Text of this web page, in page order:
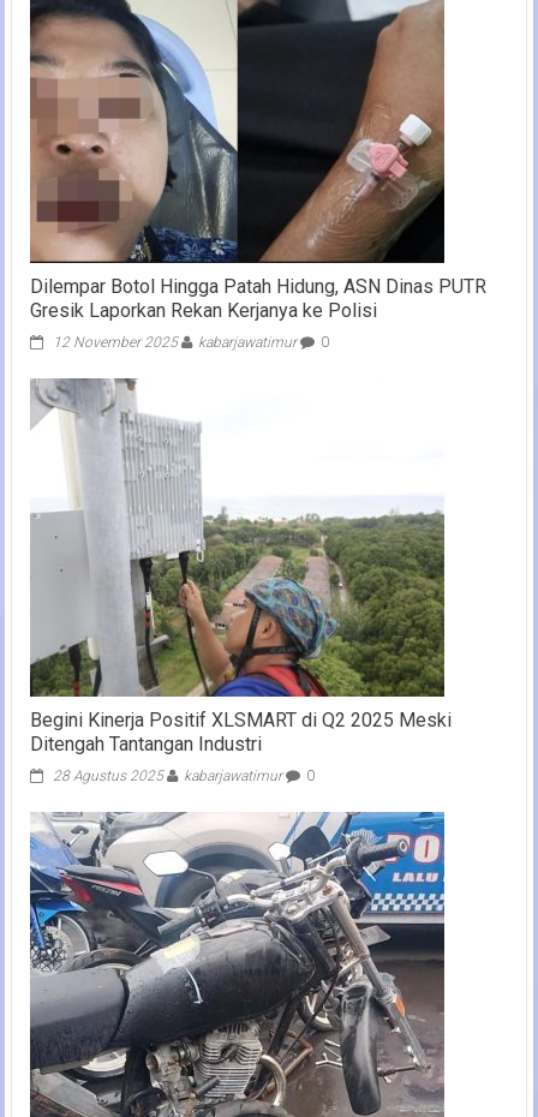
Dilempar Botol Hingga Patah Hidung, ASN Dinas PUTR
Gresik Laporkan Rekan Kerjanya ke Polisi
12 November 2025 kabarjawatimur 0
Begini Kinerja Positif XLSMART di Q2 2025 Meski
Ditengah Tantangan Industri
28 Agustus 2025 kabarjawatimur 0